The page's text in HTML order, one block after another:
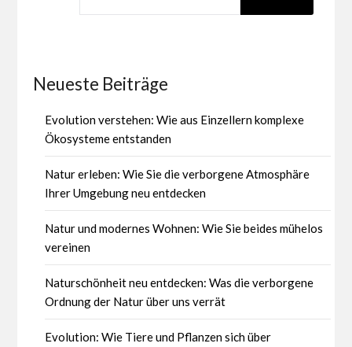
Neueste Beiträge
Evolution verstehen: Wie aus Einzellern komplexe
Ökosysteme entstanden
Natur erleben: Wie Sie die verborgene Atmosphäre
Ihrer Umgebung neu entdecken
Natur und modernes Wohnen: Wie Sie beides mühelos
vereinen
Naturschönheit neu entdecken: Was die verborgene
Ordnung der Natur über uns verrät
Evolution: Wie Tiere und Pflanzen sich über